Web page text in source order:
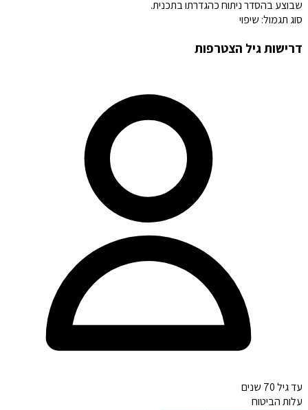
שבוצע בהסדר ניתוח כהגדרתו בתכנית.
סוג תגמול:שיפוי
דרישות גיל הצטרפות
עד גיל 70 שנים
עלות הביטוח